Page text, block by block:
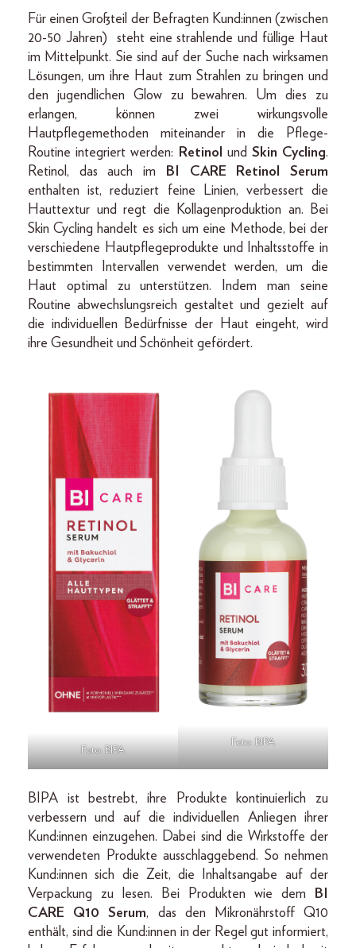
Für einen Großteil der Befragten Kund:innen (zwischen
20-50 Jahren) steht eine strahlende und füllige Haut
im Mittelpunkt. Sie sind auf der Suche nach wirksamen
Lösungen, um ihre Haut zum Strahlen zu bringen und
den jugendlichen Glow zu bewahren. Um dies zu
erlangen, können zwei wirkungsvolle
Hautpflegemethoden miteinander in die Pflege-
Routine integriert werden:
Retinol und Skin Cycling.
Retinol, das auch im BI CARE Retinol Serum
enthalten ist, reduziert feine Linien, verbessert die
Hauttextur und regt die Kollagenproduktion an. Bei
Skin Cycling handelt es sich um eine Methode, bei der
verschiedene Hautpflegeprodukte und Inhaltsstoffe in
bestimmten Intervallen verwendet werden, um die
Haut optimal zu unterstützen. Indem man seine
Routine abwechslungsreich gestaltet und gezielt auf
die individuellen Bedürfnisse der Haut eingeht, wird
ihre Gesundheit und Schönheit gefördert.
Foto: BIPA
Foto: BIPA
BIPA ist bestrebt, ihre Produkte kontinuierlich zu
verbessern und auf die individuellen Anliegen ihrer
Kund:innen einzugehen. Dabei sind die Wirkstoffe der
verwendeten Produkte ausschlaggebend. So nehmen
Kund:innen sich die Zeit, die Inhaltsangabe auf der
Verpackung zu lesen. Bei Produkten wie dem BI
CARE Q10 Serum, das den Mikronährstoff Q10
enthält, sind die Kund:innen in der Regel gut informiert,